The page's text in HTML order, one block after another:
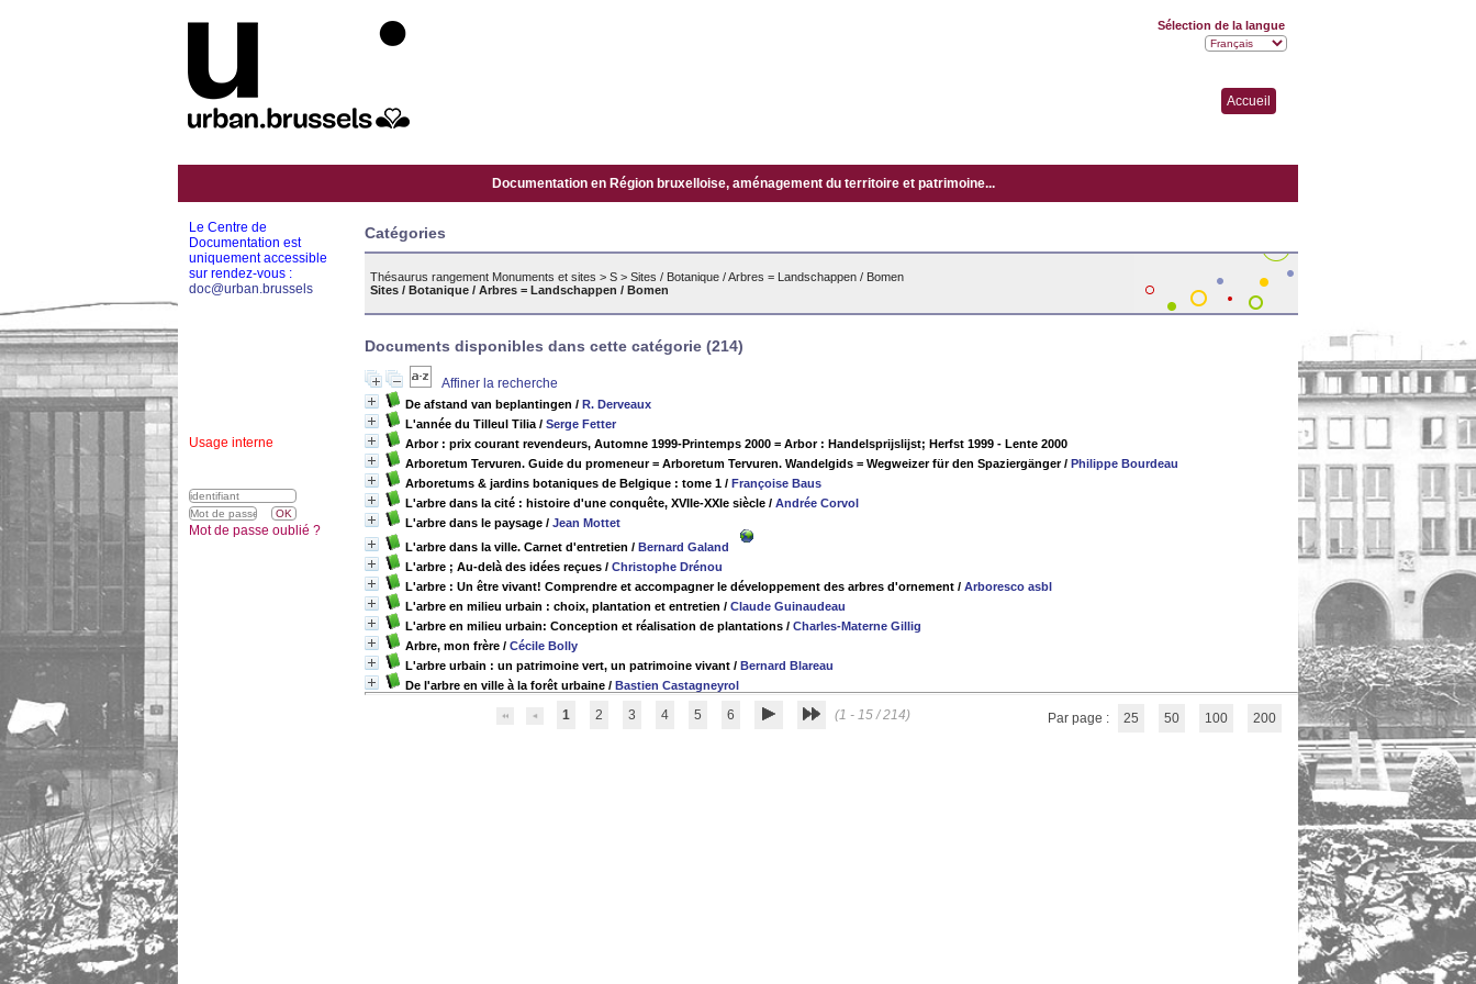
Accueil
Documentation en Région bruxelloise, aménagement du territoire et patrimoine...
Catégories
Thésaurus rangement Monuments et sites > S > Sites / Botanique / Arbres = Landschappen / Bomen
Sites / Botanique / Arbres = Landschappen / Bomen
Documents disponibles dans cette catégorie (214)
Affiner la recherche
De afstand van beplantingen / R. Derveaux
L'année du Tilleul Tilia / Serge Fetter
Arbor : prix courant revendeurs, Automne 1999-Printemps 2000 = Arbor : Handelsprijslijst; Herfst 1999 - Lente 2000
Arboretum Tervuren. Guide du promeneur = Arboretum Tervuren. Wandelgids = Wegweizer für den Spaziergänger/ Philippe Bourdeau
Arboretums & jardins botaniques de Belgique : tome 1 / Françoise Baus
L'arbre dans la cité : histoire d'une conquête, XVIIe-XXIe siècle / Andrée Corvol
L'arbre dans le paysage / Jean Mottet
L'arbre dans la ville. Carnet d'entretien / Bernard Galand
L'arbre ; Au-delà des idées reçues / Christophe Drénou
L'arbre : Un être vivant! Comprendre et accompagner le développement des arbres d'ornement / Arboresco asbl
L'arbre en milieu urbain : choix, plantation et entretien / Claude Guinaudeau
L'arbre en milieu urbain: Conception et réalisation de plantations / Charles-Materne Gillig
Arbre, mon frère / Cécile Bolly
L'arbre urbain : un patrimoine vert, un patrimoine vivant / Bernard Blareau
De l'arbre en ville à la forêt urbaine / Bastien Castagneyrol
1 2 3 4 5 6 (1 - 15 / 214) Par page : 25 50 100 200
Le Centre de
Documentation est
uniquement accessible
sur rendez-vous :
doc@urban.brussels
Usage interne
Sélection de la langue
Mot de passe oublié ?